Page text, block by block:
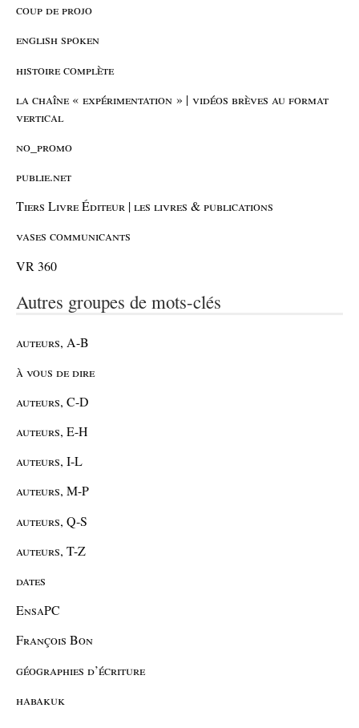
coup de projo
english spoken
histoire complète
la chaîne « expérimentation » | vidéos brèves au format
vertical
no_promo
publie.net
Tiers Livre Éditeur | les livres & publications
vases communicants
VR 360
Autres groupes de mots-clés
auteurs, A-B
à vous de dire
auteurs, C-D
auteurs, E-H
auteurs, I-L
auteurs, M-P
auteurs, Q-S
auteurs, T-Z
dates
EnsaPC
François Bon
géographies d’écriture
habakuk